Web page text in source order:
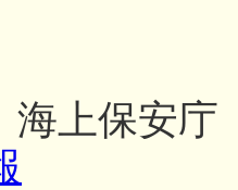
海上保安